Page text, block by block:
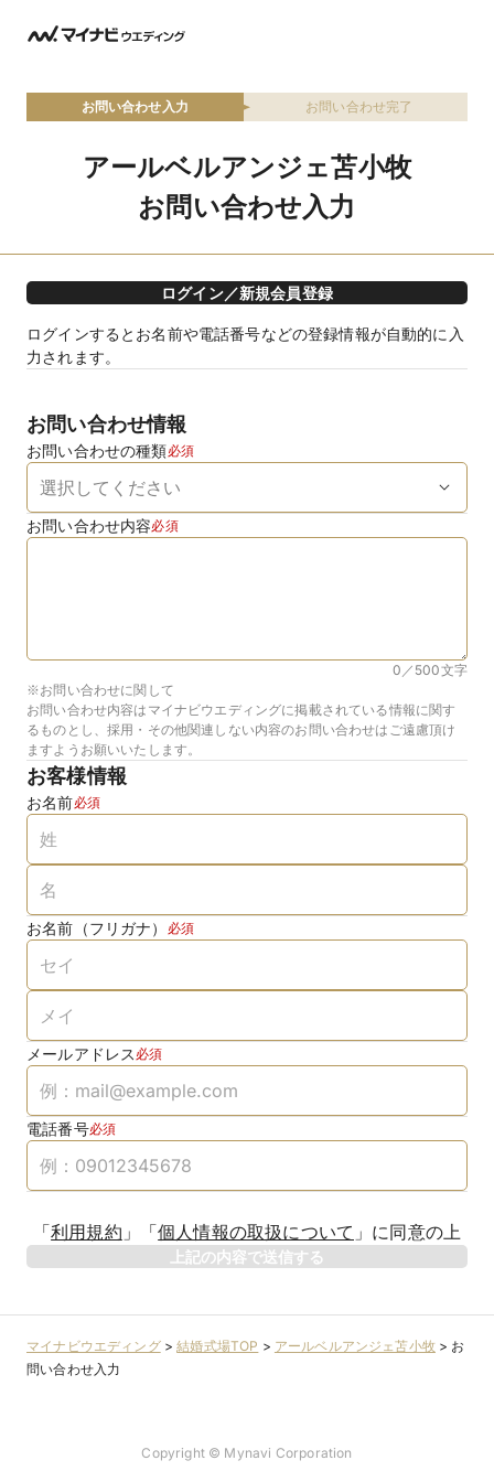
お問い合わせ入力 お問い合わせ完了
アールベルアンジェ苫小牧
お問い合わせ入力
ログイン／新規会員登録
ログインするとお名前や電話番号などの登録情報が自動的に入
力されます。
お問い合わせ情報
お問い合わせの種類必須
お問い合わせ内容必須
0／500文字
※お問い合わせに関して
お問い合わせ内容はマイナビウエディングに掲載されている情報に関す
るものとし、採用・その他関連しない内容のお問い合わせはご遠慮頂け
ますようお願いいたします。
お客様情報
お名前必須
お名前（フリガナ） 必須
メールアドレス 必須
電話番号必須
「利用規約 」 「個人情報の取扱について 」 に同意の上
上記の内容で送信する
マイナビウエディング>結婚式場TOP > アールベルアンジェ苫小牧> お
問い合わせ入力
Copyright © Mynavi Corporation